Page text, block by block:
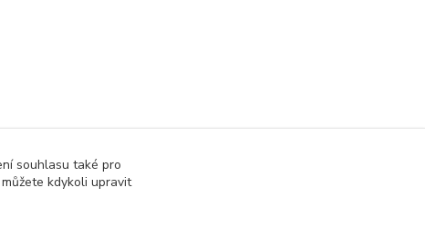
souhlasu také pro
kdykoli upravit